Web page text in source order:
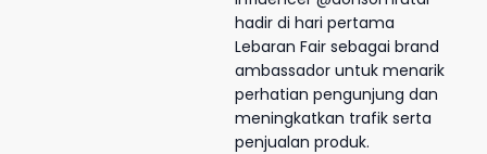
hadir di hari pertama
Lebaran Fair sebagai brand
ambassador untuk menarik
perhatian pengunjung dan
meningkatkan trafik serta
penjualan produk.